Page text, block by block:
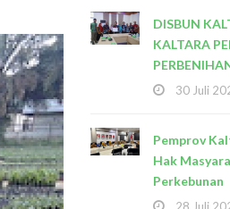
DISBUN
KALTARA
30 Juli
Pemprov
Hak
Perkebunan